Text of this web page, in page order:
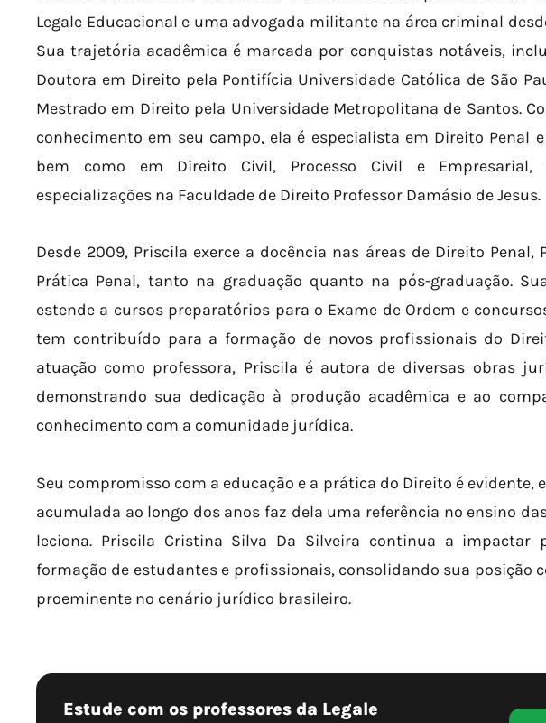
Legale Educacional e uma advogada militante na área criminal
Sua trajetória acadêmica é marcada por conquistas notáveis,
Doutora em Direito pela Pontifícia Universidade Católica de São
Mestrado em Direito pela Universidade Metropolitana de Santos.
conhecimento em seu campo, ela é especialista em Direito Penal e
bem como em Direito Civil, Processo Civil e Empresarial,
especializações na Faculdade de Direito Professor Damásio de Jesus.
Desde 2009, Priscila exerce a docência nas áreas de Direito Penal,
Prática Penal, tanto na graduação quanto na pós-graduação.
estende a cursos preparatórios para o Exame de Ordem e
tem contribuído para a formação de novos profissionais do
atuação como professora, Priscila é autora de diversas obras
demonstrando sua dedicação à produção acadêmica e ao
conhecimento com a comunidade jurídica.
Seu compromisso com a educação e a prática do Direito é evidente,
acumulada ao longo dos anos faz dela uma referência no ensino
leciona. Priscila Cristina Silva Da Silveira continua a impactar
formação de estudantes e profissionais, consolidando sua posição
proeminente no cenário jurídico brasileiro.
Estude com os professores da Legale